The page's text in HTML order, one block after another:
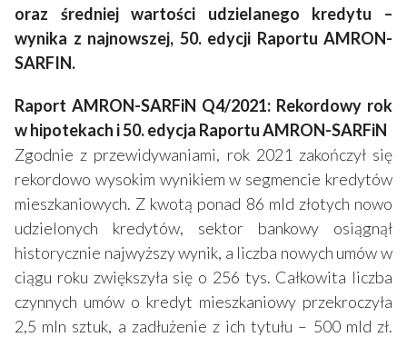
oraz średniej wartości udzielanego kredytu –
wynika z najnowszej, 50. edycji Raportu AMRON-
SARFIN.
Raport AMRON-SARFiN Q4/2021: Rekordowy rok
w hipotekach i 50. edycja Raportu AMRON-SARFiN
Zgodnie z przewidywaniami, rok 2021 zakończył się
rekordowo wysokim wynikiem w segmencie kredytów
mieszkaniowych. Z kwotą ponad 86 mld złotych nowo
udzielonych kredytów, sektor bankowy osiągnął
historycznie najwyższy wynik, a liczba nowych umów w
ciągu roku zwiększyła się o 256 tys. Całkowita liczba
czynnych umów o kredyt mieszkaniowy przekroczyła
2,5 mln sztuk, a zadłużenie z ich tytułu – 500 mld zł.